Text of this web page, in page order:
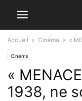
Accueil Cinéma «
Cinéma
«
1938, ne